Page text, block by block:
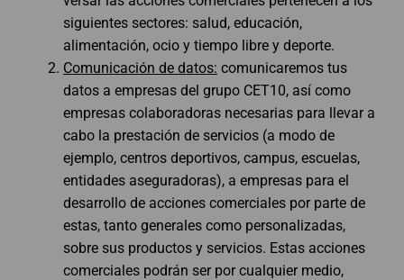
siguientes sectores: salud, educación,
alimentación, ocio y tiempo libre y deporte.
Comunicación de datos: comunicaremos tus
datos a empresas del grupo CET10, así como
empresas colaboradoras necesarias para llevar a
cabo la prestación de servicios (a modo de
ejemplo, centros deportivos, campus, escuelas,
entidades aseguradoras), a empresas para el
desarrollo de acciones comerciales por parte de
estas, tanto generales como personalizadas,
sobre sus productos y servicios. Estas acciones
comerciales podrán ser por cualquier medio,